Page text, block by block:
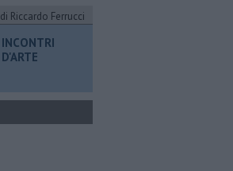
di Riccardo Ferrucci
INCONTRI
D'ARTE